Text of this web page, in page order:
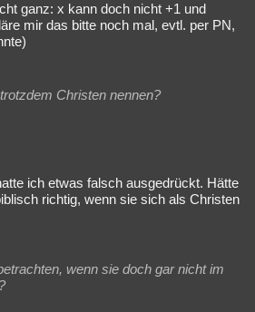
ganz: x kann doch nicht +1 und
mir das bitte noch mal, evtl. per PN,
Christen nennen?
ich etwas falsch ausgedrückt. Hätte
richtig, wenn sie sich als Christen
wenn sie doch gar nicht im